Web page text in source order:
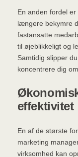
En anden fordel
længere bekymre
fastansatte
til øjeblikkeligt og
Samtidig slipper
koncentrere dig
effektivitet
En af de største
marketing
virksomhed kan